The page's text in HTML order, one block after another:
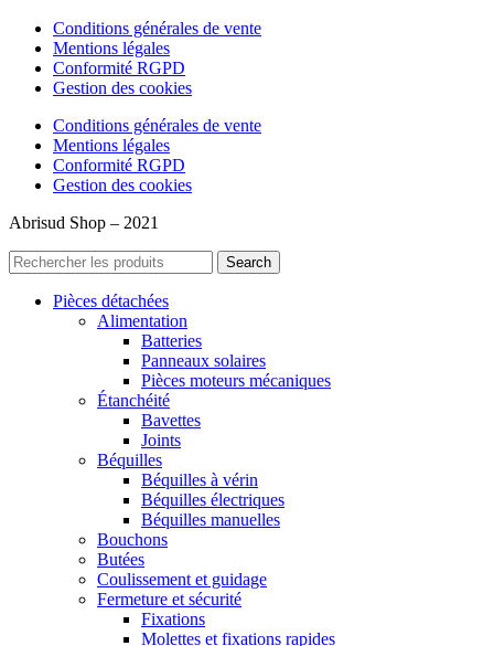
Conditions générales de vente
Mentions légales
Conformité RGPD
Gestion des cookies
Conditions générales de vente
Mentions légales
Conformité RGPD
Gestion des cookies
Abrisud Shop – 2021
Search
Pièces détachées
Alimentation
Batteries
Panneaux solaires
Pièces moteurs mécaniques
Étanchéité
Bavettes
Joints
Béquilles
Béquilles à vérin
Béquilles électriques
Béquilles manuelles
Bouchons
Butées
Coulissement et guidage
Fermeture et sécurité
Fixations
Molettes et fixations rapides